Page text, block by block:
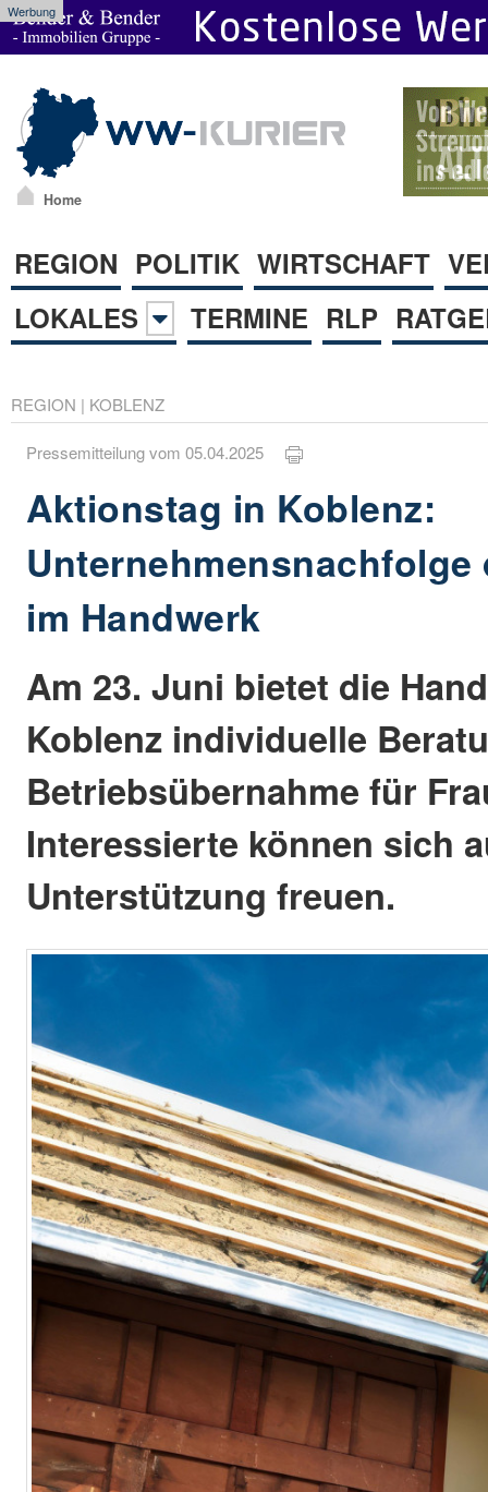
Werbung
Home
REGION POLITIK WIRTSCHAFT
LOKALES
TERMINE RLP
REGION | KOBLENZ
Pressemitteilung vom 05.04.2025
Aktionstag in Koblenz:
Unternehmensnachfolge
im Handwerk
Am 23. Juni bietet die
Koblenz individuelle
Betriebsübernahme für
Interessierte können sich
Unterstützung freuen.